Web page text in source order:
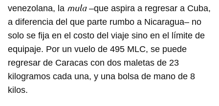
venezolana, la mula–que aspira a regresar a Cuba,
a diferencia del que parte rumbo a Nicaragua– no
solo se fija en el costo del viaje sino en el límite de
equipaje. Por un vuelo de 495 MLC, se puede
regresar de Caracas con dos maletas de 23
kilogramos cada una, y una bolsa de mano de 8
kilos.